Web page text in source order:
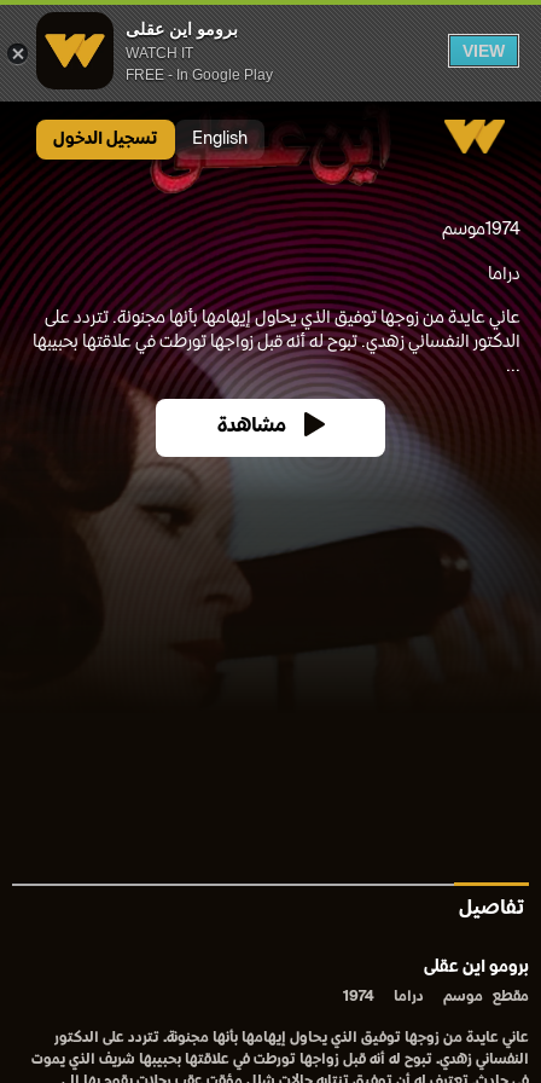
برومو اين عقلى
WATCH IT
FREE - In Google Play
VIEW
English تسجيل الدخول
1974موسم
دراما
عاني عايدة من زوجها توفيق الذي يحاول إيهامها بأنها مجنونة. تتردد على
الدكتور النفساني زهدي. تبوح له أنه قبل زواجها تورطت في علاقتها بحبيبها
...
مشاهدة
تفاصيل
برومو اين عقلى
مقطع موسم دراما 1974
عاني عايدة من زوجها توفيق الذي يحاول إيهامها بأنها مجنونة. تتردد على الدكتور
النفساني زهدي. تبوح له أنه قبل زواجها تورطت في علاقتها بحبيبها شريف الذي يموت